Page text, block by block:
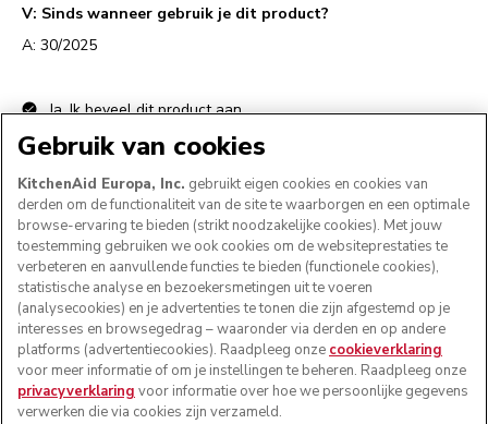
Gebruik van cookies
KitchenAid Europa, Inc. gebruikt eigen cookies en cookies van
derden om de functionaliteit van de site te waarborgen en een optimale
browse-ervaring te bieden (strikt noodzakelijke cookies). Met jouw
toestemming gebruiken we ook cookies om de websiteprestaties te
verbeteren en aanvullende functies te bieden (functionele cookies),
statistische analyse en bezoekersmetingen uit te voeren
(analysecookies) en je advertenties te tonen die zijn afgestemd op je
interesses en browsegedrag – waaronder via derden en op andere
platforms (advertentiecookies). Raadpleeg onze cookieverklaring
voor meer informatie of om je instellingen te beheren. Raadpleeg onze
privacyverklaring voor informatie over hoe we persoonlijke gegevens
verwerken die via cookies zijn verzameld.